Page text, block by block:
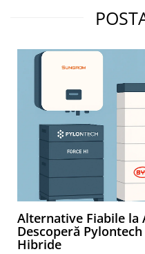
Alternative Fiabile la
Descoperă
Hibride